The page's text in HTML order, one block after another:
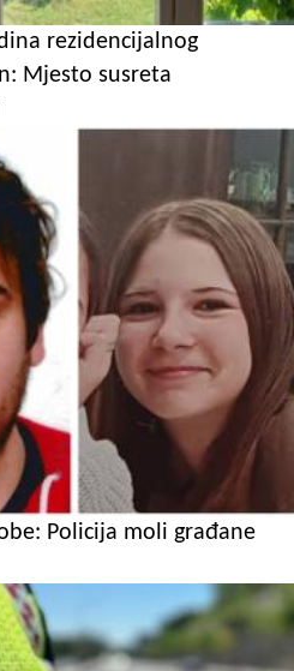
rezidencijalnog
Mjesto susreta
Policija moli građane